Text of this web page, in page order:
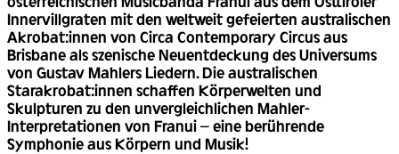
Innervillgraten mit den weltweit gefeierten australischen
Akrobat:innen von Circa Contemporary Circus aus
Brisbane als szenische Neuentdeckung des Universums
von Gustav Mahlers Liedern. Die australischen
Starakrobat:innen schaffen Körperwelten und
Skulpturen zu den unvergleichlichen Mahler-
Interpretationen von Franui – eine berührende
Symphonie aus Körpern und Musik!